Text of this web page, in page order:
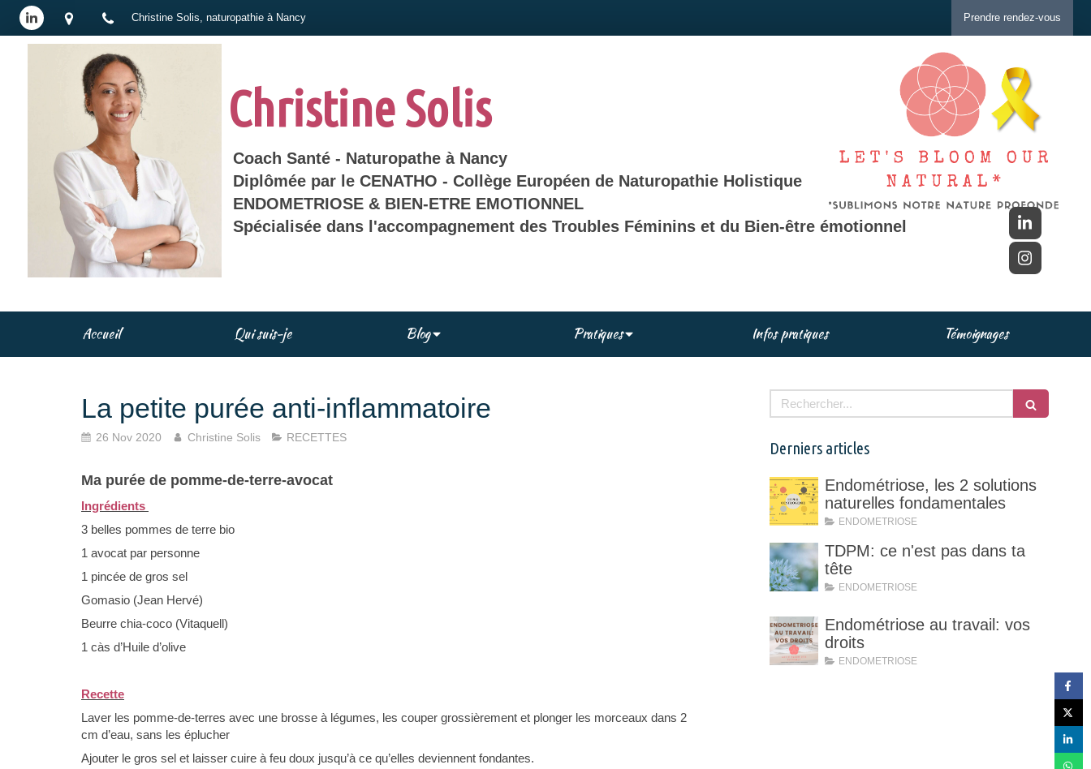
Christine Solis, naturopathie à Nancy Prendre rendez-vous
Christine Solis
Coach Santé - Naturopathe à Nancy
Diplômée par le CENATHO - Collège Européen de Naturopathie Holistique
ENDOMETRIOSE & BIEN-ETRE EMOTIONNEL
Spécialisée dans l'accompagnement des Troubles Féminins et du Bien-être émotionnel
Accueil Qui suis-je Blog Pratiques Infos pratiques Témoignages
La petite purée anti-inflammatoire
26 Nov 2020 Christine Solis RECETTES
Ma purée de pomme-de-terre-avocat
Ingrédients
3 belles pommes de terre bio
1 avocat par personne
1 pincée de gros sel
Gomasio (Jean Hervé)
Beurre chia-coco (Vitaquell)
1 càs d’Huile d’olive
Recette
Laver les pomme-de-terres avec une brosse à légumes, les couper grossièrement et plonger les morceaux dans 2
cm d’eau, sans les éplucher
Ajouter le gros sel et laisser cuire à feu doux jusqu’à ce qu’elles deviennent fondantes.
Rechercher
Derniers articles
Endométriose, les 2 solutions
naturelles fondamentales
ENDOMETRIOSE
TDPM: ce n'est pas dans ta
tête
ENDOMETRIOSE
Endométriose au travail: vos
droits
ENDOMETRIOSE